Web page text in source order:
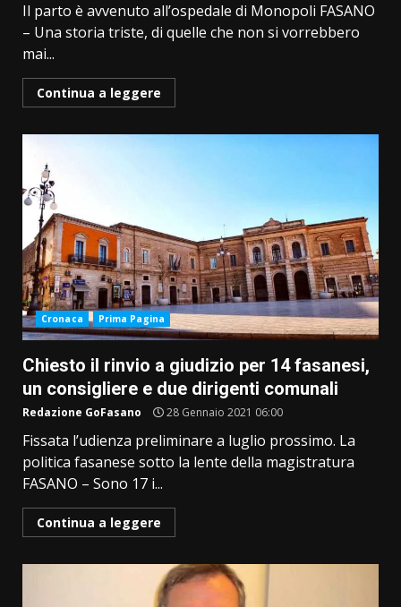
Il parto è avvenuto all’ospedale di Monopoli FASANO
– Una storia triste, di quelle che non si vorrebbero
mai...
Continua a leggere
Cronaca Prima Pagina
Chiesto il rinvio a giudizio per 14 fasanesi,
un consigliere e due dirigenti comunali
Redazione GoFasano 28 Gennaio 2021 06:00
Fissata l’udienza preliminare a luglio prossimo. La
politica fasanese sotto la lente della magistratura
FASANO – Sono 17 i...
Continua a leggere